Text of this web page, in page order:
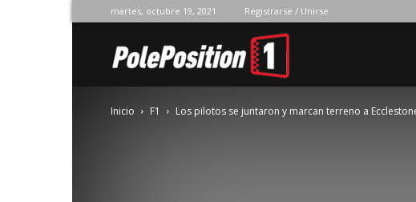
martes, octubre 19, 2021 Registrarse / Unirse
Position
Inicio F1 Los pilotos se juntaron y marcan terreno a